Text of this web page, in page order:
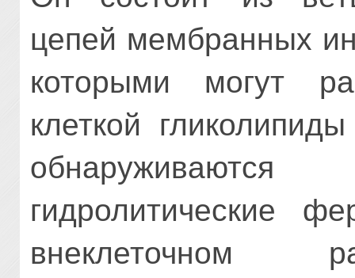
цепей мембранных
которыми могут
клеткой
обнаруживаются
гидролитические
внеклеточном